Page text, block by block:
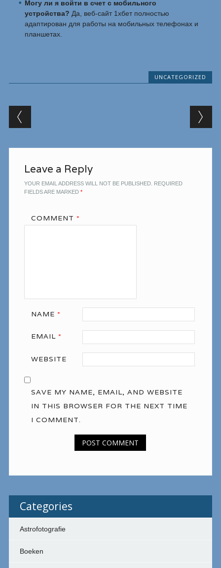
Могу ли я войти в счет с мобильного
устройства? Да, веб-сайт 1хбет полностью
адаптирован для работы на мобильных телефонах и
планшетах.
UNCATEGORIZED
Post navigation
Leave a Reply
YOUR EMAIL ADDRESS WILL NOT BE PUBLISHED. REQUIRED
FIELDS ARE MARKED *
COMMENT *
NAME *
EMAIL *
WEBSITE
SAVE MY NAME, EMAIL, AND WEBSITE
IN THIS BROWSER FOR THE NEXT TIME
I COMMENT.
Categories
Astrofotografie
Boeken